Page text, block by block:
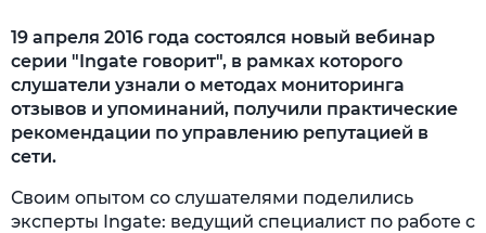
19 апреля 2016 года состоялся новый вебинар
серии "Ingate говорит", в рамках которого
слушатели узнали о методах мониторинга
отзывов и упоминаний, получили практические
рекомендации по управлению репутацией в
сети.
Своим опытом со слушателями поделились
эксперты Ingate: ведущий специалист по работе с